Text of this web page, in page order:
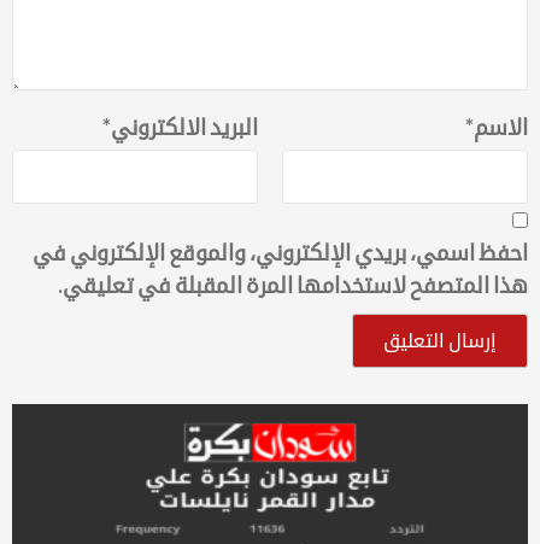
الاسم* البريد الالكتروني*
احفظ اسمي، بريدي الإلكتروني، والموقع الإلكتروني في
هذا المتصفح لاستخدامها المرة المقبلة في تعليقي.